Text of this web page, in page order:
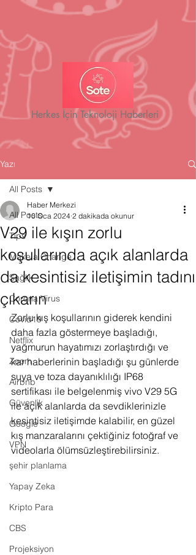
Herkes İçin Teknoloji Haberleri
Yazı
All Posts
Tips
Make a Change
Sağlık
Corona Virus
Covid19
Netflix
Zoom
Airbnb
Güvenlik
Google
VPN
şehir planlama
Yapay Zeka
Kripto Para
CBS
Projeksiyon
All Posts
V29 ile kışın zorlu
koşullarında açık alanlarda
da kesintisiz iletişimin tadını
çıkarın
Haber Merkezi
10 Oca 2024 2 dakikada okunur
Zorlu kış koşullarının giderek kendini
daha fazla göstermeye başladığı,
yağmurun hayatımızı zorlaştırdığı ve
kar haberlerinin başladığı şu günlerde
suya ve toza dayanıklılığı IP68
sertifikası ile belgelenmiş vivo V29 5G
ile açık alanlarda da sevdiklerinizle
kesintisiz iletişimde kalabilir, en güzel
kış manzaralarını çektiğiniz fotoğraf ve
videolarla ölümsüzleştirebilirsiniz.